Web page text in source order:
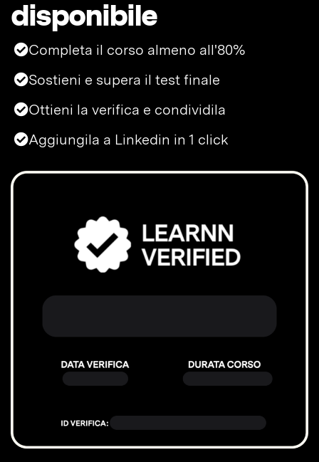
disponibile
Completa il corso almeno all'80%
Sostieni e supera il test finale
Ottieni la verifica e condividila
Aggiungila a Linkedin in 1 click